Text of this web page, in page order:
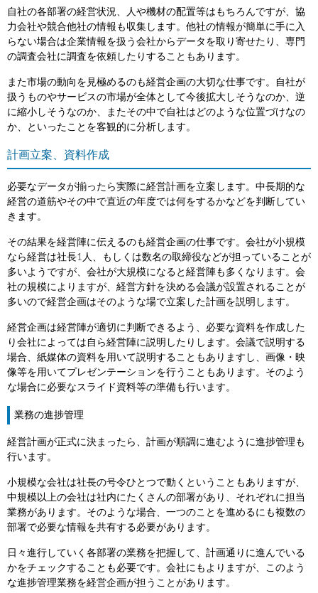
自社の各部署の経営状況、人や機材の配置等はもちろんですが、協
力会社や競合他社の情報も収集します。他社の情報が簡単に手に入
らない場合は企業情報を扱う会社からデータを取り寄せたり、専門
の調査会社に調査を依頼したりすることもあります。
また市場の動向を見極めるのも経営企画の大切な仕事です。自社が
扱うものやサービスの市場が全体として今後拡大しそうなのか、逆
に縮小しそうなのか、またその中で自社はどのような位置づけなの
か、といったことを客観的に分析します。
計画立案、資料作成
必要なデータが揃ったら実際に経営計画を立案します。中長期的な
経営の道筋やその中で直近の年度では何をするかなどを判断してい
きます。
その結果を経営陣に伝えるのも経営企画の仕事です。会社が小規模
なら経営は社長1人、もしくは数名の取締役などが担っていることが
多いようですが、会社が大規模になると経営陣も多くなります。会
社の規模によりますが、経営方針を決める会議が設置されることが
多いので経営企画はそのような場で立案した計画を説明します。
経営企画は経営陣が適切に判断できるよう、必要な資料を作成した
り会社によっては自ら経営陣に説明したりします。会議で説明する
場合、紙媒体の資料を用いて説明することもありますし、画像・映
像等を用いてプレゼンテーションを行うこともあります。そのよう
な場合に必要なスライド資料等の準備も行います。
業務の進捗管理
経営計画が正式に決まったら、計画が順調に進むように進捗管理も
行います。
小規模な会社は社長の号令ひとつで動くということもありますが、
中規模以上の会社は社内にたくさんの部署があり、それぞれに担当
業務があります。そのような場合、一つのことを進めるにも複数の
部署で必要な情報を共有する必要があります。
日々進行していく各部署の業務を把握して、計画通りに進んでいる
かをチェックすることも必要です。会社にもよりますが、このよう
な進捗管理業務を経営企画が担うことがあります。